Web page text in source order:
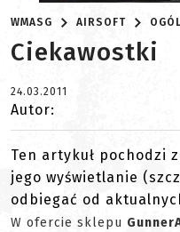
WMASG AIRSOFT
Ciekawostki
24.03.2011
Autor:
Ten artykuł pochodzi
jego wyświetlanie
odbiegać od
W ofercie sklepu